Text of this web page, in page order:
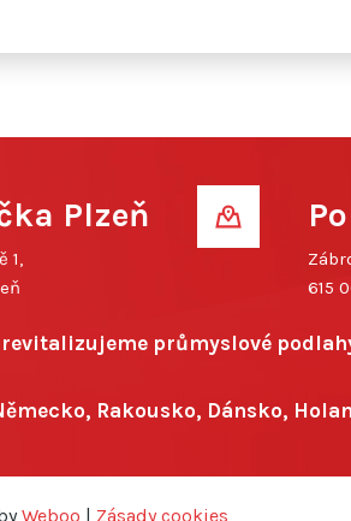
Plzeň
1,
615
revitalizujeme průmyslové
Rakousko, Dánsko,
Weboo | Zásady cookies